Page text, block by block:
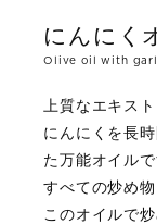
にんにく
Olive oil with
上質なエキス
にんにくを長
た万能オイルで
すべての炒め
このオイルで